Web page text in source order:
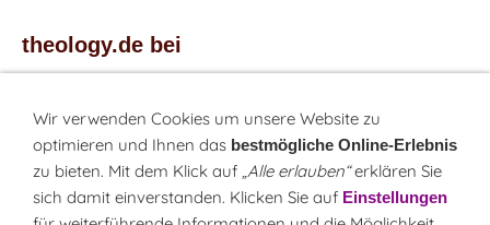
theology.de bei
...Twitter
Monatsrätsel
Rätseln & Gewinnen!
Wir verwenden Cookies um unsere Website zu
optimieren und Ihnen das bestmögliche Online-Erlebnis
zu bieten. Mit dem Klick auf „Alle erlauben“erklären Sie
sich damit einverstanden. Klicken Sie auf Einstellungen